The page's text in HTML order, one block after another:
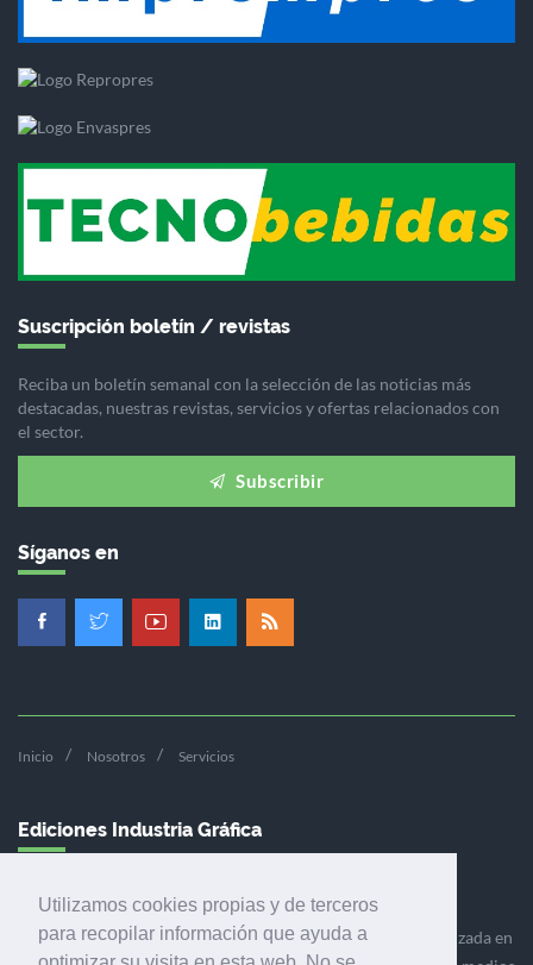
Utilizamos cookies propias y de terceros
para recopilar información que ayuda a
Suscripción boletín / revistas
Reciba un boletín semanal con la selección de las noticias más
destacadas, nuestras revistas, servicios y ofertas relacionados con
el sector.
Subscribir
Síganos en
Inicio Nosotros Servicios
Ediciones Industria Gráfica
Ediciones Industria Gráfica es una empresa editora especializada en